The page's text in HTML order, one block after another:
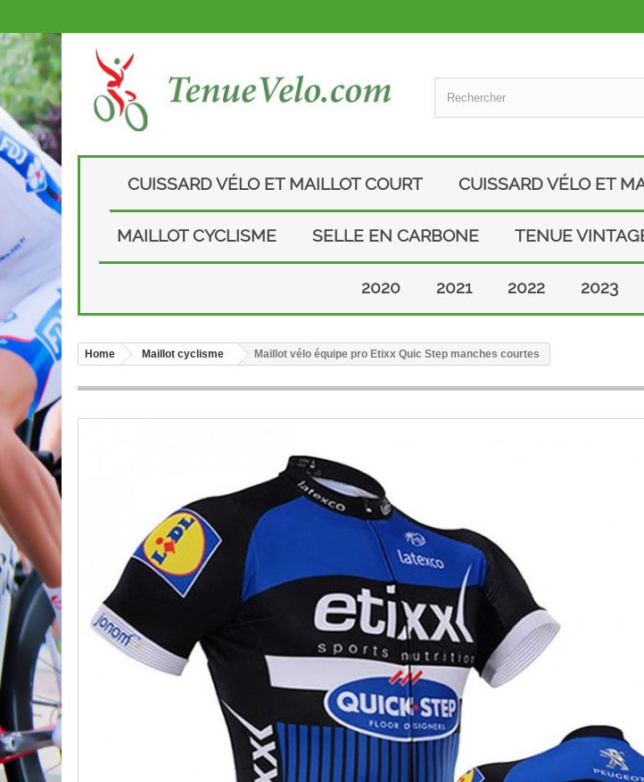
CUISSARD VÉLO ET MAILLOT COURT CUISSARD VÉLO ET
MAILLOT CYCLISME SELLE EN CARBONE TENUE
2020 2021 2022 2023
Home Maillot cyclisme Maillot vélo équipe pro Etixx Quic Step manches courtes